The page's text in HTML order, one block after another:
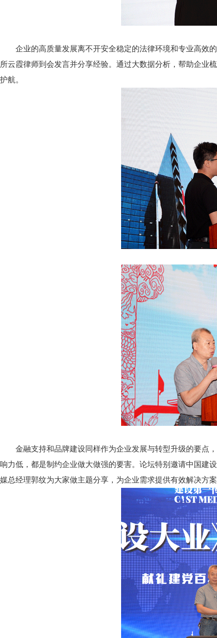
企业的高质量发展离不开安全稳定的法律环境和专业高效
所云霞律师到会发言并分享经验。通过大数据分析，帮助企业
护航。
金融支持和品牌建设同样作为企业发展与转型升级的要点
响力低，都是制约企业做大做强的要害。论坛特别邀请中国建
媒总经理郭纹为大家做主题分享，为企业需求提供有效解决方